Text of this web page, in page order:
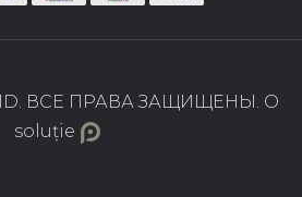
ВСЕ ПРАВА ЗАЩИЩЕНЫ. O
soluție